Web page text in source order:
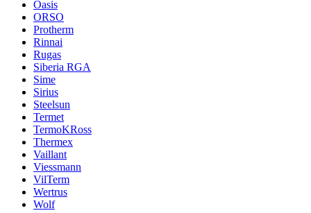
Oasis
ORSO
Protherm
Rinnai
Rugas
Siberia RGA
Sime
Sirius
Steelsun
Termet
TermoKRoss
Thermex
Vaillant
Viessmann
VilTerm
Wertrus
Wolf